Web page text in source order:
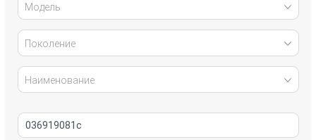
Kia
Land Rover
Mazda Mercedes-Benz
Модель
Поколение
Наименование